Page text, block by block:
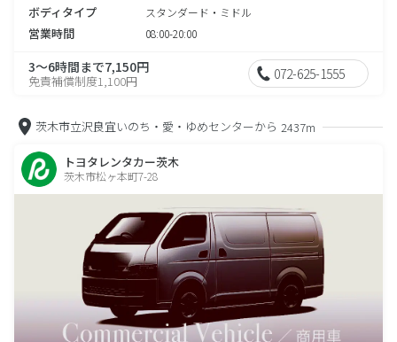
ボディタイプ スタンダード・ミドル
営業時間 08:00-20:00
3～6時間まで7,150円
免責補償制度1,100円 072-625-1555
茨木市立沢良宜いのち・愛・ゆめセンターから 2437m
トヨタレンタカー茨木
茨木市松ヶ本町7-28